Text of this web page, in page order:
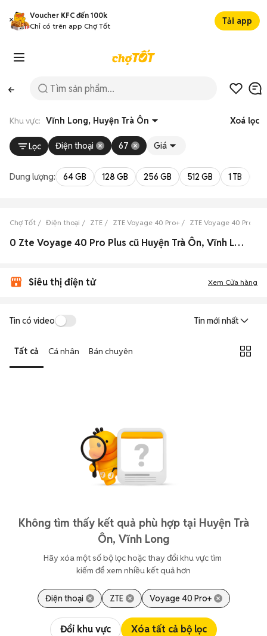
Voucher KFC đến 100k
Chỉ có trên app Chợ Tốt
Tải app
Khu vực: Vĩnh Long, Huyện Trà Ôn Xoá lọc
Lọc Điện thoại 67 Giá
Dung lượng: 64 GB 128 GB 256 GB 512 GB 1 TB
Chợ Tốt Điện thoại ZTE ZTE Voyage 40 Pro+ ZTE Voyage 40 Pro+
0 Zte Voyage 40 Pro Plus cũ Huyện Trà Ôn, Vĩnh Long đẹp
Siêu thị điện tử Xem Cửa hàng
Tin có video Tin mới nhất
Tất cả Cá nhân Bán chuyên
Không tìm thấy kết quả phù hợp tại Huyện Trà
Ôn, Vĩnh Long
Hãy xóa một số bộ lọc hoặc thay đổi khu vực tìm
kiếm để xem nhiều kết quả hơn
Điện thoại ZTE Voyage 40 Pro+
Đổi khu vực Xóa tất cả bộ lọc